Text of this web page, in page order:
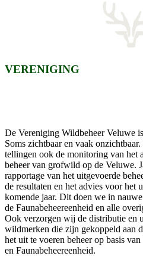
VERENIGING
De Vereniging Wildbeheer Veluwe
Soms zichtbaar en vaak
tellingen ook de monitoring van het
beheer van grofwild op de Veluwe.
rapportage van het uitgevoerde
de resultaten en het advies voor het
komende jaar. Dit doen we in
de Faunabeheereenheid en alle
Ook verzorgen wij de distributie en
wildmerken die zijn gekoppeld aan
het uit te voeren beheer op basis
en Faunabeheereenheid.